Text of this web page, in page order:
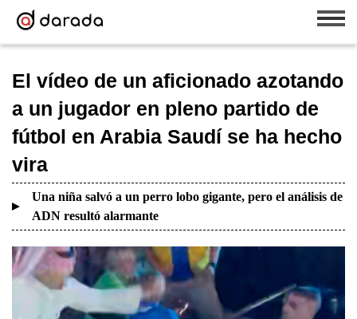
El vídeo de un aficionado azotando
a un jugador en pleno partido de
fútbol en Arabia Saudí se ha hecho
vira
Una niña salvó a un perro lobo gigante, pero el análisis de
ADN resultó alarmante